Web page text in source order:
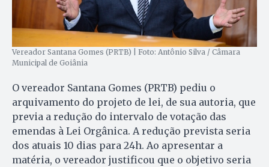
Vereador Santana Gomes (PRTB) | Foto: Antônio Silva / Câmara
Municipal de Goiânia
O vereador Santana Gomes (PRTB) pediu o
arquivamento do projeto de lei, de sua autoria, que
previa a redução do intervalo de votação das
emendas à Lei Orgânica. A redução prevista seria
dos atuais 10 dias para 24h. Ao apresentar a
matéria, o vereador justificou que o objetivo seria